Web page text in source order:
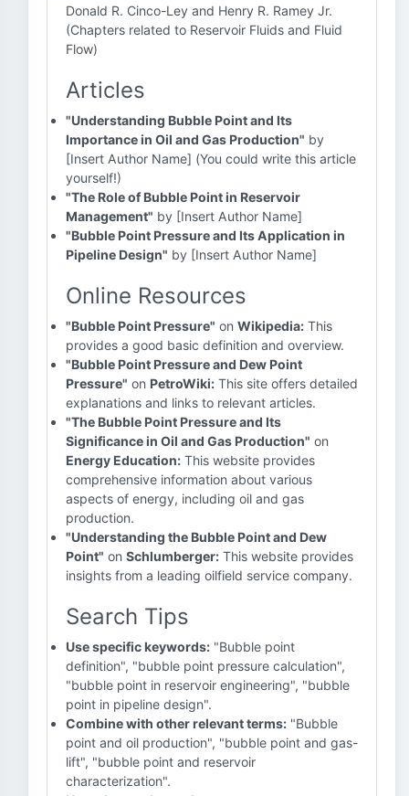
Donald R. Cinco-Ley and Henry R. Ramey Jr.
(Chapters related to Reservoir Fluids and Fluid
Flow)
Articles
"Understanding Bubble Point and Its
Importance in Oil and Gas Production" by
[Insert Author Name] (You could write this article
yourself!)
"The Role of Bubble Point in Reservoir
Management" by [Insert Author Name]
"Bubble Point Pressure and Its Application in
Pipeline Design" by [Insert Author Name]
Online Resources
"Bubble Point Pressure" on Wikipedia: This
provides a good basic definition and overview.
"Bubble Point Pressure and Dew Point
Pressure" on PetroWiki: This site offers detailed
explanations and links to relevant articles.
"The Bubble Point Pressure and Its
Significance in Oil and Gas Production" on
Energy Education: This website provides
comprehensive information about various
aspects of energy, including oil and gas
production.
"Understanding the Bubble Point and Dew
Point" on Schlumberger: This website provides
insights from a leading oilfield service company.
Search Tips
Use specific keywords: "Bubble point
definition", "bubble point pressure calculation",
"bubble point in reservoir engineering", "bubble
point in pipeline design".
Combine with other relevant terms: "Bubble
point and oil production", "bubble point and gas-
lift", "bubble point and reservoir
characterization".